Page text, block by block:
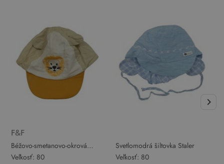
F&F
Béžovo-smetanovo-okrová
šiltovka s lvem F&F
Veľkosť: 80
Svetlomodrá šiltovka Staler
Veľkosť: 80